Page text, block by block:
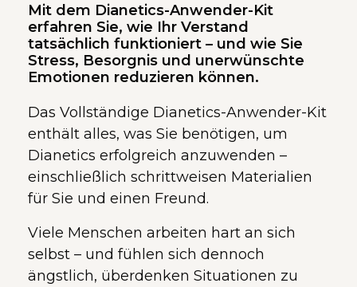
Mit dem Dianetics-Anwender-Kit
erfahren Sie, wie Ihr Verstand
tatsächlich funktioniert – und wie Sie
Stress, Besorgnis und unerwünschte
Emotionen reduzieren können.
Das Vollständige Dianetics-Anwender-Kit
enthält alles, was Sie benötigen, um
Dianetics erfolgreich anzuwenden –
einschließlich schrittweisen Materialien
für Sie und einen Freund.
Viele Menschen arbeiten hart an sich
selbst – und fühlen sich dennoch
ängstlich, überdenken Situationen zu